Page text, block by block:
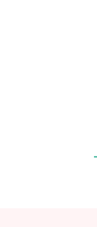
diglycerin,
oil, xanthan gum,
water, propanediol,
extract, safflower
Aspartic acid,
root extract, Histidine,